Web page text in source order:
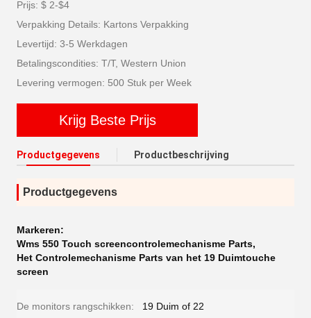
Prijs: $ 2-$4
Verpakking Details: Kartons Verpakking
Levertijd: 3-5 Werkdagen
Betalingscondities: T/T, Western Union
Levering vermogen: 500 Stuk per Week
Krijg Beste Prijs
Productgegevens Productbeschrijving
Productgegevens
Markeren:
Wms 550 Touch screencontrolemechanisme Parts,
Het Controlemechanisme Parts van het 19 Duimtouche
screen
De monitors rangschikken: 19 Duim of 22